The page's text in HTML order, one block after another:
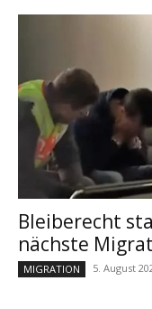
Bleiberecht
nächste
MIGRATION 5. August